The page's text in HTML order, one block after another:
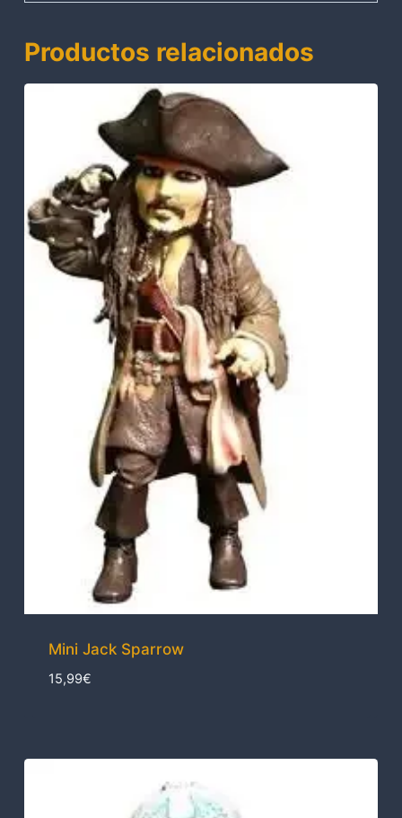
Productos relacionados
Mini Jack Sparrow
15,99€